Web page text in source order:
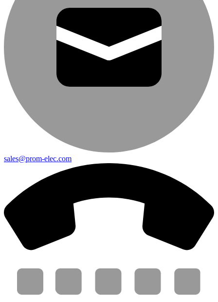
sales@prom-elec.com